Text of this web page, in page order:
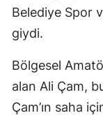
Belediye Spor
giydi.
Bölgesel
alan Ali Çam,
Çam’ın saha